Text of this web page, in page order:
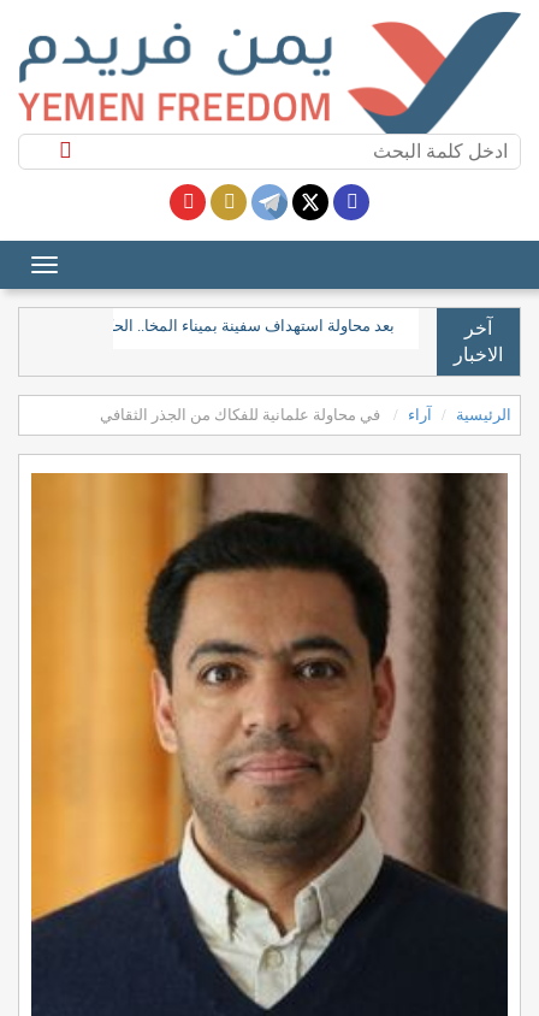
آخر
الاخبار
بعد محاولة استهداف سفينة بميناء المخا.. الحكومة تدعو
الرئيسية آراء في محاولة علمانية للفكاك من الجذر الثقافي
محاولة
علمانية
للفكاك
الثقافي